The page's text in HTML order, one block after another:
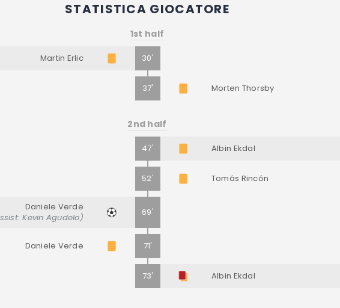
STATISTICA GIOCATORE
1st half
Martin Erlic 30'
37' Morten Thorsby
2nd half
47' Albin Ekdal
52' Tomás Rincón
Daniele Verde
Kevin Agudelo)
69'
Daniele Verde 71'
73' Albin Ekdal